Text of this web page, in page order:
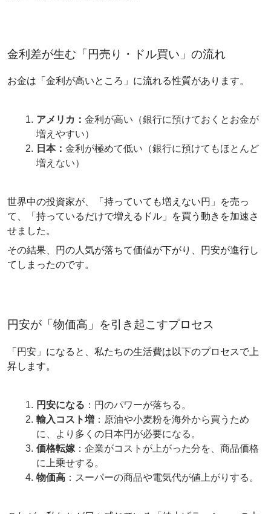
金利差が生む「円売り・ドル買い」の流れ
お金は「金利が高いところ」に流れる性質があります。
アメリカ： 金利が高い（銀行に預けておくとお金が
増えやすい）
日本： 金利が極めて低い（銀行に預けてもほとんど
増えない）
世界中の投資家が、「持っていても増えない円」を売っ
て、「持っているだけで増えるドル」を買う動きを加速さ
せました。
その結果、円の人気が落ちて価値が下がり、円安が進行し
てしまったのです。
円安が「物価高」を引き起こすプロセス
「円安」になると、私たちの生活費は以下のプロセスで上
昇します。
円安になる ：円のパワーが落ちる。
輸入コスト増：原油や小麦粉を海外から買うため
に、より多くの日本円が必要になる。
価格転嫁：企業がコストが上がった分を、商品価格
に上乗せする。
物価高：スーパーの商品や電気代が値上がりする。